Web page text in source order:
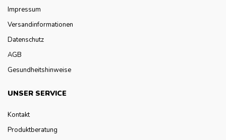
Impressum
Versandinformationen
Datenschutz
AGB
Gesundheitshinweise
UNSER SERVICE
Kontakt
Produktberatung